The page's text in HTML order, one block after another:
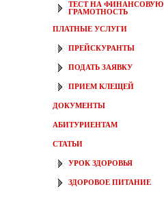
ТЕСТ НА ФИНАНСОВУЮ
ГРАМОТНОСТЬ
ПЛАТНЫЕ УСЛУГИ
ПРЕЙСКУРАНТЫ
ПОДАТЬ ЗАЯВКУ
ПРИЕМ КЛЕЩЕЙ
ДОКУМЕНТЫ
АБИТУРИЕНТАМ
СТАТЬИ
УРОК ЗДОРОВЬЯ
ЗДОРОВОЕ ПИТАНИЕ